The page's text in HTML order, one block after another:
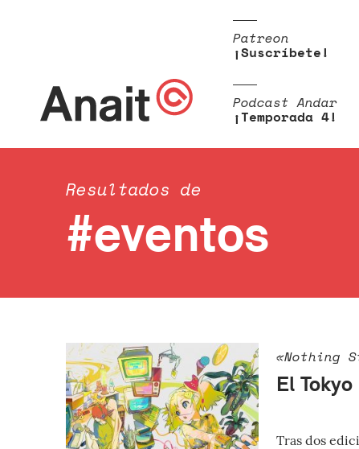
Patreon
¡Suscríbete!
Podcast Andar
¡Temporada 4!
Resultados de
#eventos
«Nothing
El
Tras dos